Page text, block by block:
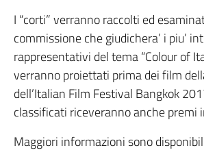
I “corti” verranno raccolti ed
commissione che giudichera’ i piu’
rappresentativi del tema “Colour of
verranno proiettati prima dei film
dell’Italian Film Festival Bangkok
classificati riceveranno anche premi
Maggiori informazioni sono